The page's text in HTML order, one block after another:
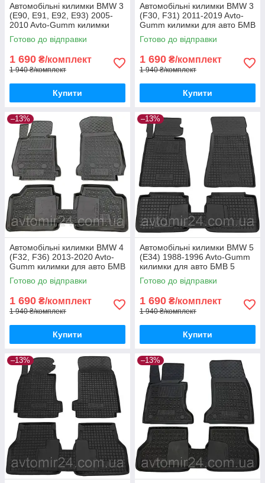
Автомобільні килимки BMW 3
(E90, E91, E92, E93) 2005-
2010 Avto-Gumm килимки
для авто БМВ 3 (Е90, Е91,
Е92, Е93) 2005-2010 Автогум
Готово до відправки
1 690 ₴/комплект
1 940 ₴/комплект
Купити
Автомобільні килимки BMW 3
(F30, F31) 2011-2019 Avto-
Gumm килимки для авто БМВ
3 (Ф30, Ф31) 2011-2019
Автогум
Готово до відправки
1 690 ₴/комплект
1 940 ₴/комплект
Купити
–13%
Автомобільні килимки BMW 4
(F32, F36) 2013-2020 Avto-
Gumm килимки для авто БМВ
4 (Ф32, Ф36) 2013-2020
Автогум
Готово до відправки
1 690 ₴/комплект
1 940 ₴/комплект
Купити
–13%
Автомобільні килимки BMW 5
(E34) 1988-1996 Avto-Gumm
килимки для авто БМВ 5
(Е34) 1988-1996 Автогум
Готово до відправки
1 690 ₴/комплект
1 940 ₴/комплект
Купити
–13% –13%